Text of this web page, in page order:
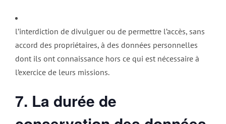
l’interdiction de divulguer ou de permettre l’accès, sans
accord des propriétaires, à des données personnelles
dont ils ont connaissance hors ce qui est nécessaire à
l’exercice de leurs missions.
7. La durée de